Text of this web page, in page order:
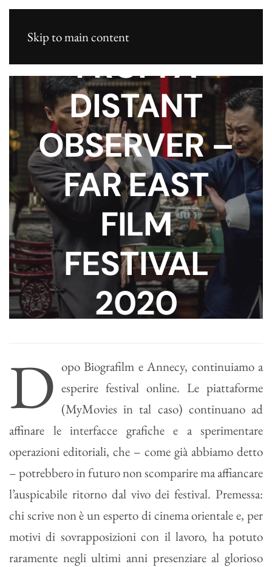
Skip to main content
FROM A
DISTANT
OBSERVER –
FAR EAST
FILM
FESTIVAL
2020
D opo Biografilm e Annecy, continuiamo a
esperire festival online. Le piattaforme
(MyMovies in tal caso) continuano ad
affinare le interfacce grafiche e a sperimentare
operazioni editoriali, che – come già abbiamo detto
– potrebbero in futuro non scomparire ma affiancare
l’auspicabile ritorno dal vivo dei festival. Premessa:
chi scrive non è un esperto di cinema orientale e, per
motivi di sovrapposizioni con il lavoro, ha potuto
raramente negli ultimi anni presenziare al glorioso